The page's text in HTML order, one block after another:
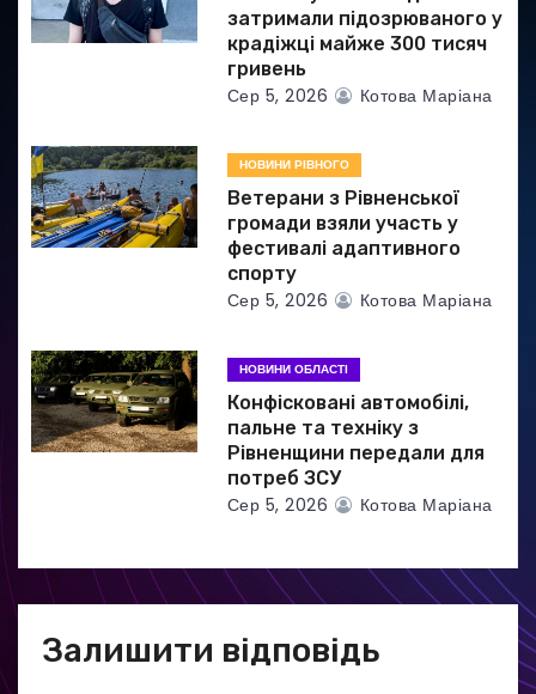
с
в
затримали підозрюваного у
крадіжці майже 300 тисяч
гривень
Сер 5, 2026 Котова Маріана
НОВИНИ РІВНОГО
Ветерани з Рівненської
громади взяли участь у
фестивалі адаптивного
спорту
Сер 5, 2026 Котова Маріана
НОВИНИ ОБЛАСТІ
Конфісковані автомобілі,
пальне та техніку з
Рівненщини передали для
потреб ЗСУ
Сер 5, 2026 Котова Маріана
Залишити відповідь